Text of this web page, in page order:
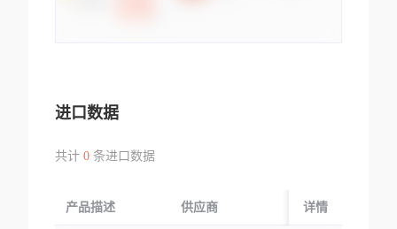
进口数据
共计 0条进口数据
产品描述 供应商 起运国/地区
详情